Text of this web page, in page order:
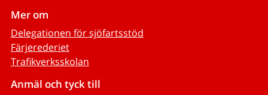
Mer om
Delegationen för sjöfartsstöd
Färjerederiet
Trafikverksskolan
Anmäl och tyck till